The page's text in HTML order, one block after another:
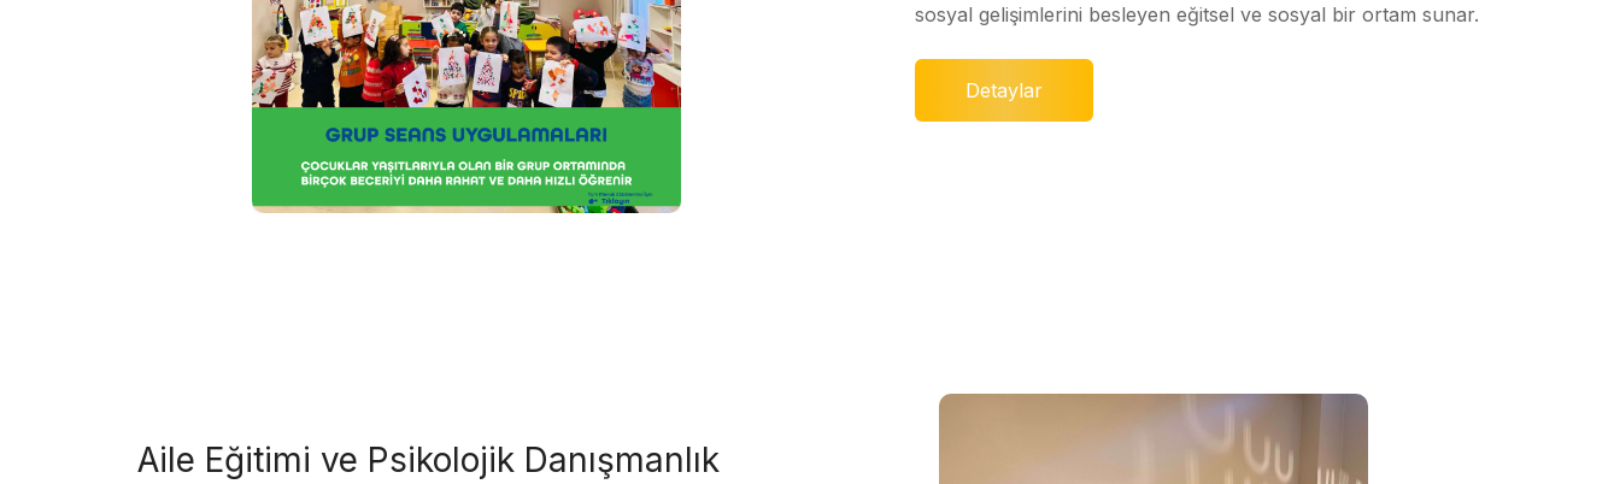
sosyal gelişimlerini besleyen eğitsel ve sosyal bir ortam sunar.
Detaylar
Aile Eğitimi ve Psikolojik Danışmanlık